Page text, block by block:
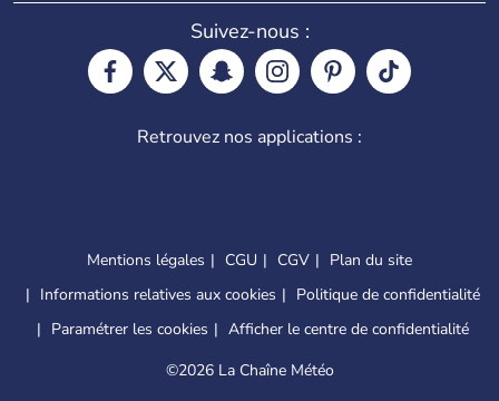
Suivez-nous :
Retrouvez nos applications :
Mentions légales CGU CGV
Plan du site
Informations relatives aux cookies
Politique de confidentialité
Paramétrer les cookies
Afficher le centre de confidentialité
©2026 La Chaîne Météo